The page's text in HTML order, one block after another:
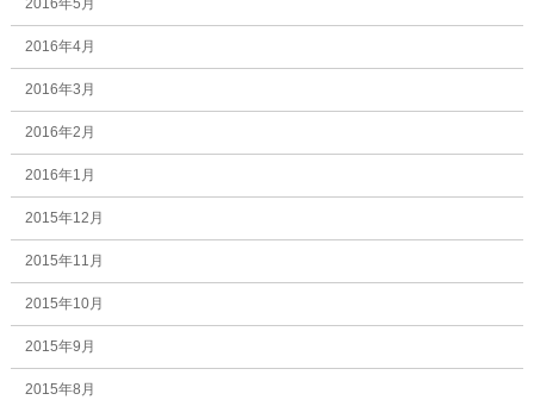
2016年5月
2016年4月
2016年3月
2016年2月
2016年1月
2015年12月
2015年11月
2015年10月
2015年9月
2015年8月